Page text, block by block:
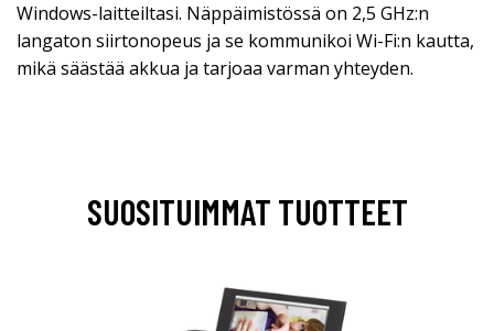
Windows-laitteiltasi. Näppäimistössä on 2,5 GHz:n
langaton siirtonopeus ja se kommunikoi Wi-Fi:n kautta,
mikä säästää akkua ja tarjoaa varman yhteyden.
SUOSITUIMMAT TUOTTEET